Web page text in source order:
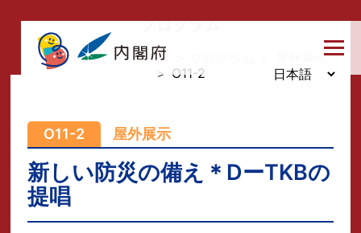
プログラム
ぼうさいこくたい2024
屋外展示
＞ O11-2
O11-2 屋外展示
新しい防災の備え＊DーTKBの
提唱